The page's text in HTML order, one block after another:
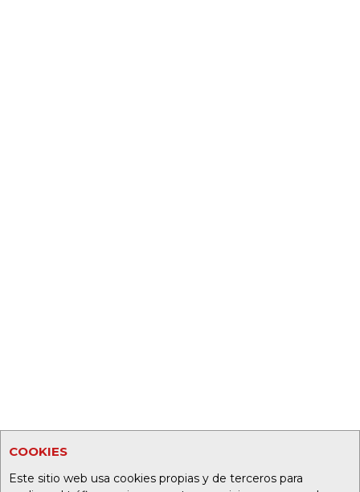
COOKIES
Este sitio web usa cookies propias y de terceros para